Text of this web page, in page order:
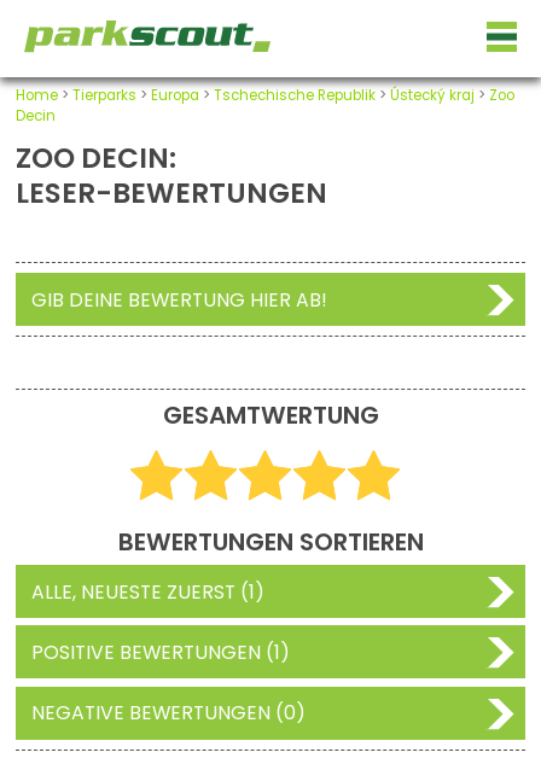
Home> Tierparks > Europa > Tschechische Republik> Ústecký kraj > Zoo
Decin
ZOO DECIN:
LESER-BEWERTUNGEN
GIB DEINE BEWERTUNG HIER AB!
GESAMTWERTUNG
BEWERTUNGEN SORTIEREN
ALLE, NEUESTE ZUERST (1)
POSITIVE BEWERTUNGEN (1)
NEGATIVE BEWERTUNGEN (0)